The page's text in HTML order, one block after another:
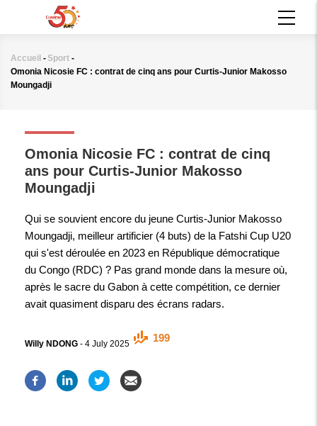
principal
Fil
d'Ariane
Accueil - Sport -
Omonia Nicosie FC : contrat de cinq ans pour Curtis-Junior Makosso
Moungadji
Omonia Nicosie FC : contrat de cinq
ans pour Curtis-Junior Makosso
Moungadji
Qui se souvient encore du jeune Curtis-Junior Makosso
Moungadji, meilleur artificier (4 buts) de la Fatshi Cup U20
qui s'est déroulée en 2023 en République démocratique
du Congo (RDC) ? Pas grand monde dans la mesure où,
après le sacre du Gabon à cette compétition, ce dernier
avait quasiment disparu des écrans radars.
Willy NDONG - 4 July 2025
199